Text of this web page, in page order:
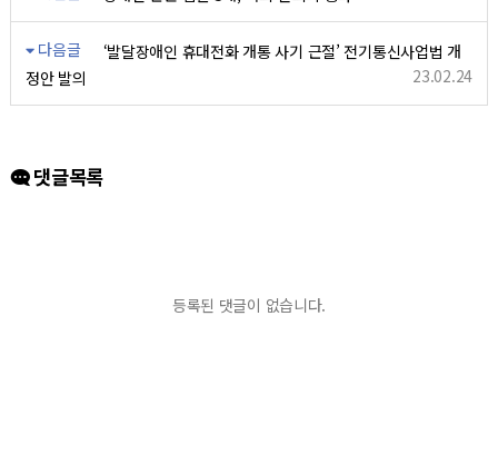
다음글
‘발달장애인 휴대전화 개통 사기 근절’ 전기통신사업법 개
정안 발의
23.02.24
댓글목록
등록된 댓글이 없습니다.